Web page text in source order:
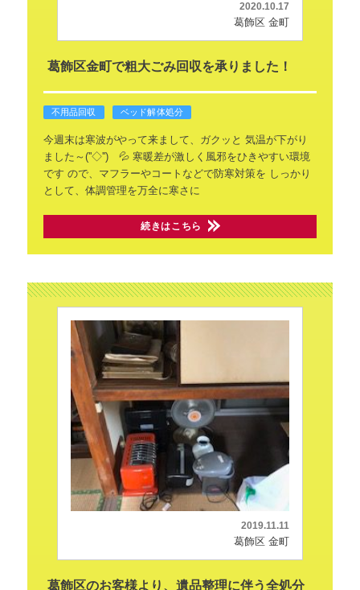
2020.10.17
葛飾区 金町
葛飾区金町で粗大ごみ回収を承りました！
不用品回収 ベッド解体処分
今週末は寒波がやって来まして、ガクッと 気温が下がり
ました～(''◇'')ゞ💦 寒暖差が激しく風邪をひきやすい環境
です ので、マフラーやコートなどで防寒対策を しっかり
として、体調管理を万全に寒さに
続きはこちら
2019.11.11
葛飾区 金町
葛飾区のお客様より、遺品整理に伴う全処分